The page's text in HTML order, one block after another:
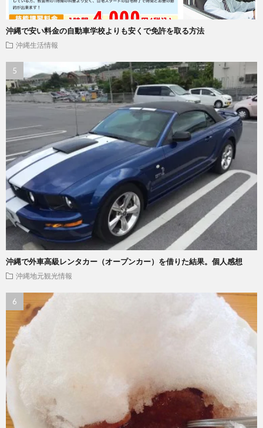
沖縄で安い料金の自動車学校よりも安くで免許を取る方法
沖縄生活情報
沖縄で外車高級レンタカー（オープンカー）を借りた結果。個人感想
沖縄地元観光情報